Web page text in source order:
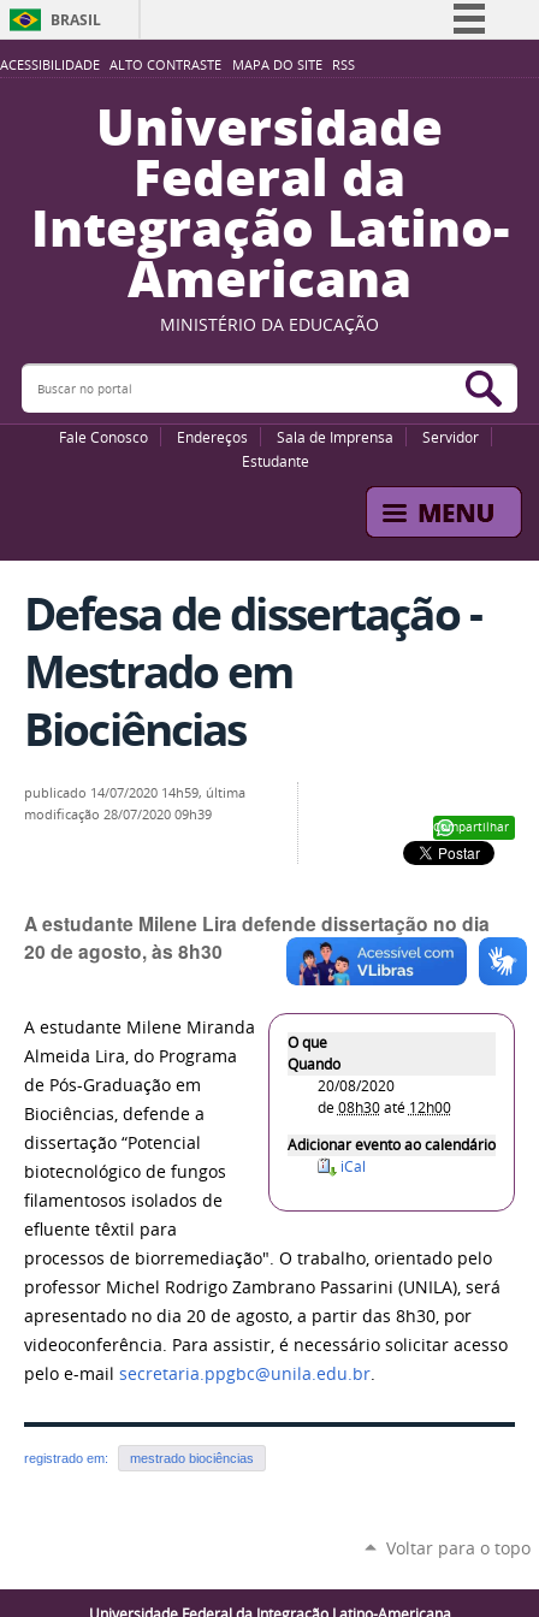
ACESSIBILIDADE ALTO CONTRASTE MAPA DO SITE RSS
BRASIL
Simplifique!
Participe
Acesso à informação
Legislação
Canais
Universidade
Federal da
Integração Latino-
Americana
MINISTÉRIO DA EDUCAÇÃO
Buscar no portal
Fale Conosco Endereços Sala de Imprensa
Servidor
Estudante
Defesa de dissertação -
Mestrado em
Biociências
Compartilhar
publicado 14/07/2020 14h59, última
modificação 28/07/2020 09h39
A estudante Milene Lira defende dissertação no dia
20 de agosto, às 8h30
O que
Quando
20/08/2020
de08h30até 12h00
Adicionar evento ao calendário
iCal
A estudante Milene Miranda
Almeida Lira, do Programa
de Pós-Graduação em
Biociências, defende a
dissertação “Potencial
biotecnológico de fungos
filamentosos isolados de
efluente têxtil para
processos de biorremediação". O trabalho, orientado pelo
professor Michel Rodrigo Zambrano Passarini (UNILA), será
apresentado no dia 20 de agosto, a partir das 8h30, por
videoconferência. Para assistir, é necessário solicitar acesso
pelo e-mail secretaria.ppgbc@unila.edu.br.
registrado em: mestrado biociências
Voltar para o topo